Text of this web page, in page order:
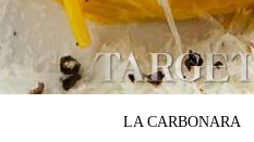
LA CARBONARA